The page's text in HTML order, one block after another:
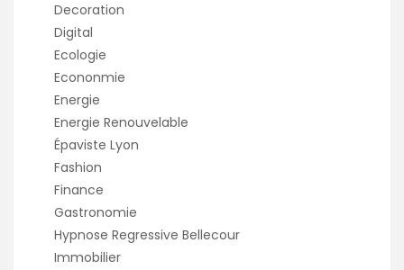
Decoration
Digital
Ecologie
Econonmie
Energie
Energie Renouvelable
Épaviste Lyon
Fashion
Finance
Gastronomie
Hypnose Regressive Bellecour
Immobilier